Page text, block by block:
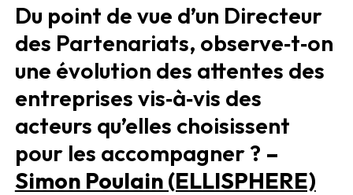
Du point de vue d’un Directeur
des Partenariats, observe‑t‑on
une évolution des attentes des
entreprises vis‑à‑vis des
acteurs qu’elles choisissent
pour les accompagner ? –
Simon Poulain (ELLISPHERE)